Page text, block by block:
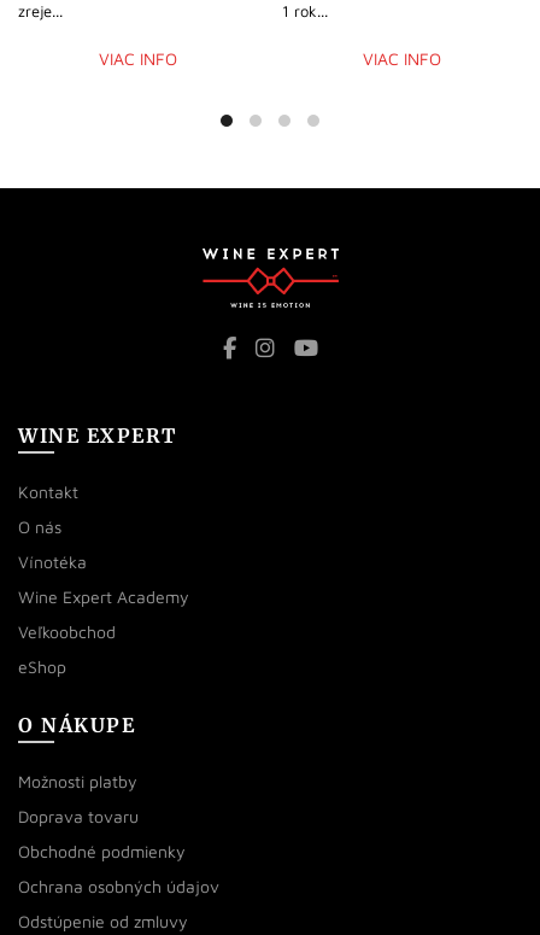
zreje...
VIAC INFO
1 rok...
VIAC INFO
WINE EXPERT
Kontakt
O nás
Vínotéka
Wine Expert Academy
Veľkoobchod
eShop
O NÁKUPE
Možnosti platby
Doprava tovaru
Obchodné podmienky
Ochrana osobných údajov
Odstúpenie od zmluvy